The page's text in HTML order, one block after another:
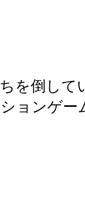
を倒して
ョンゲー